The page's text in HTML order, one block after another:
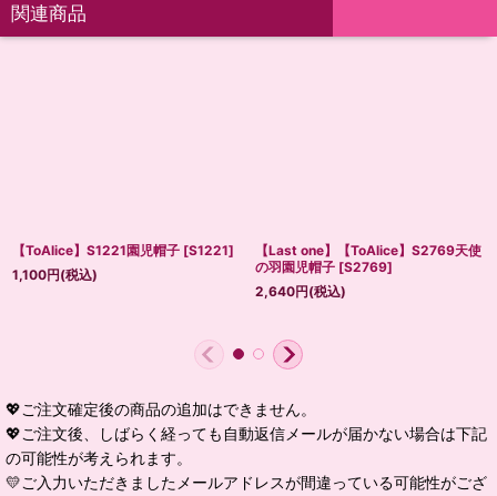
関連商品
【ToAlice】S1221園児帽子 [S1221]
1,100円(税込)
【Last one】【ToAlice】S2769天使
の羽園児帽子 [S2769]
2,640円(税込)
💖ご注文確定後の商品の追加はできません。
💖ご注文後、しばらく経っても自動返信メールが届かない場合は下記
の可能性が考えられます。
💛ご入力いただきましたメールアドレスが間違っている可能性がござ